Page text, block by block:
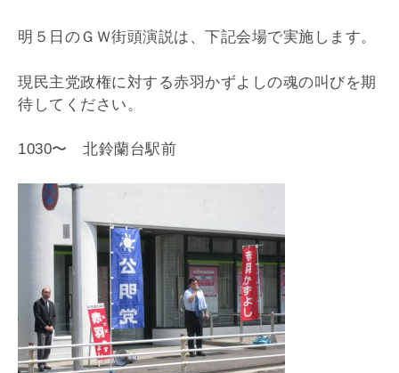
明５日のＧＷ街頭演説は、下記会場で実施します。
現民主党政権に対する赤羽かずよしの魂の叫びを期
待してください。
1030〜 北鈴蘭台駅前